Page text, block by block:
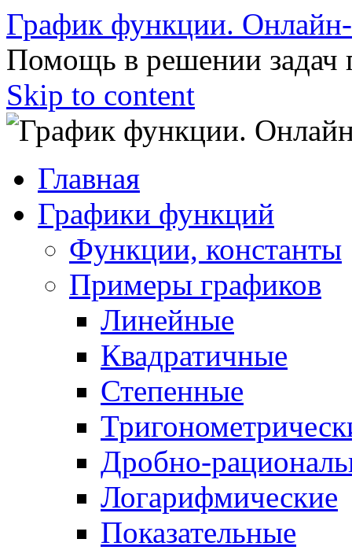
График функции.
Помощь в решении задач
Skip to content
Главная
Графики функций
Функции, константы
Примеры графиков
Линейные
Квадратичные
Степенные
Дробно-
Логарифмические
Показательные